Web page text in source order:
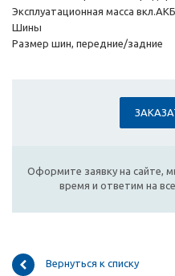
Эксплуатационная масса
Шины
Размер шин, передние/задние
Оформите заявку на сайте,
время и ответим на
Вернуться к списку